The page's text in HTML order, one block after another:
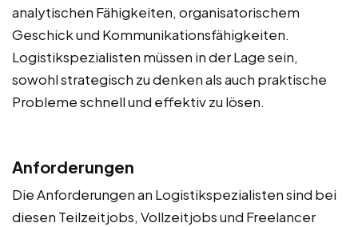
analytischen Fähigkeiten, organisatorischem
Geschick und Kommunikationsfähigkeiten.
Logistikspezialisten müssen in der Lage sein,
sowohl strategisch zu denken als auch praktische
Probleme schnell und effektiv zu lösen.
Anforderungen
Die Anforderungen an Logistikspezialisten sind bei
diesen Teilzeitjobs, Vollzeitjobs und Freelancer